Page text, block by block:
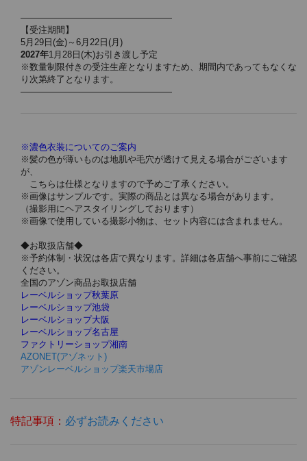
—————————————————
【受注期間】
5月29日(金)～6月22日(月)
2027年1月28日(木)お引き渡し予定
※数量制限付きの受注生産となりますため、期間内であってもなくな
り次第終了となります。
—————————————————
※濃色衣装についてのご案内
※髪の色が薄いものは地肌や毛穴が透けて見える場合がございます
が、
こちらは仕様となりますので予めご了承ください。
※画像はサンプルです。実際の商品とは異なる場合があります。
（撮影用にヘアスタイリングしております）
※画像で使用している撮影小物は、セット内容には含まれません。
◆お取扱店舗◆
※予約体制・状況は各店で異なります。詳細は各店舗へ事前にご確認
ください。
全国のアゾン商品お取扱店舗
レーベルショップ秋葉原
レーベルショップ池袋
レーベルショップ大阪
レーベルショップ名古屋
ファクトリーショップ湘南
AZONET(アゾネット)
アゾンレーベルショップ楽天市場店
特記事項： 必ずお読みください